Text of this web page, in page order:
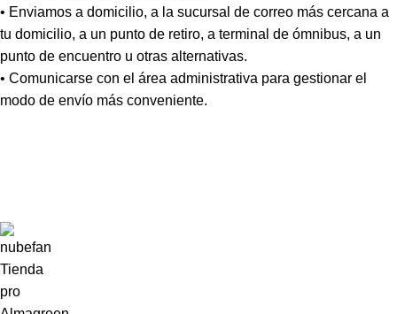
• Enviamos a domicilio, a la sucursal de correo más cercana a
tu domicilio, a un punto de retiro, a terminal de ómnibus, a un
punto de encuentro u otras alternativas.
• Comunicarse con el área administrativa para gestionar el
modo de envío más conveniente.